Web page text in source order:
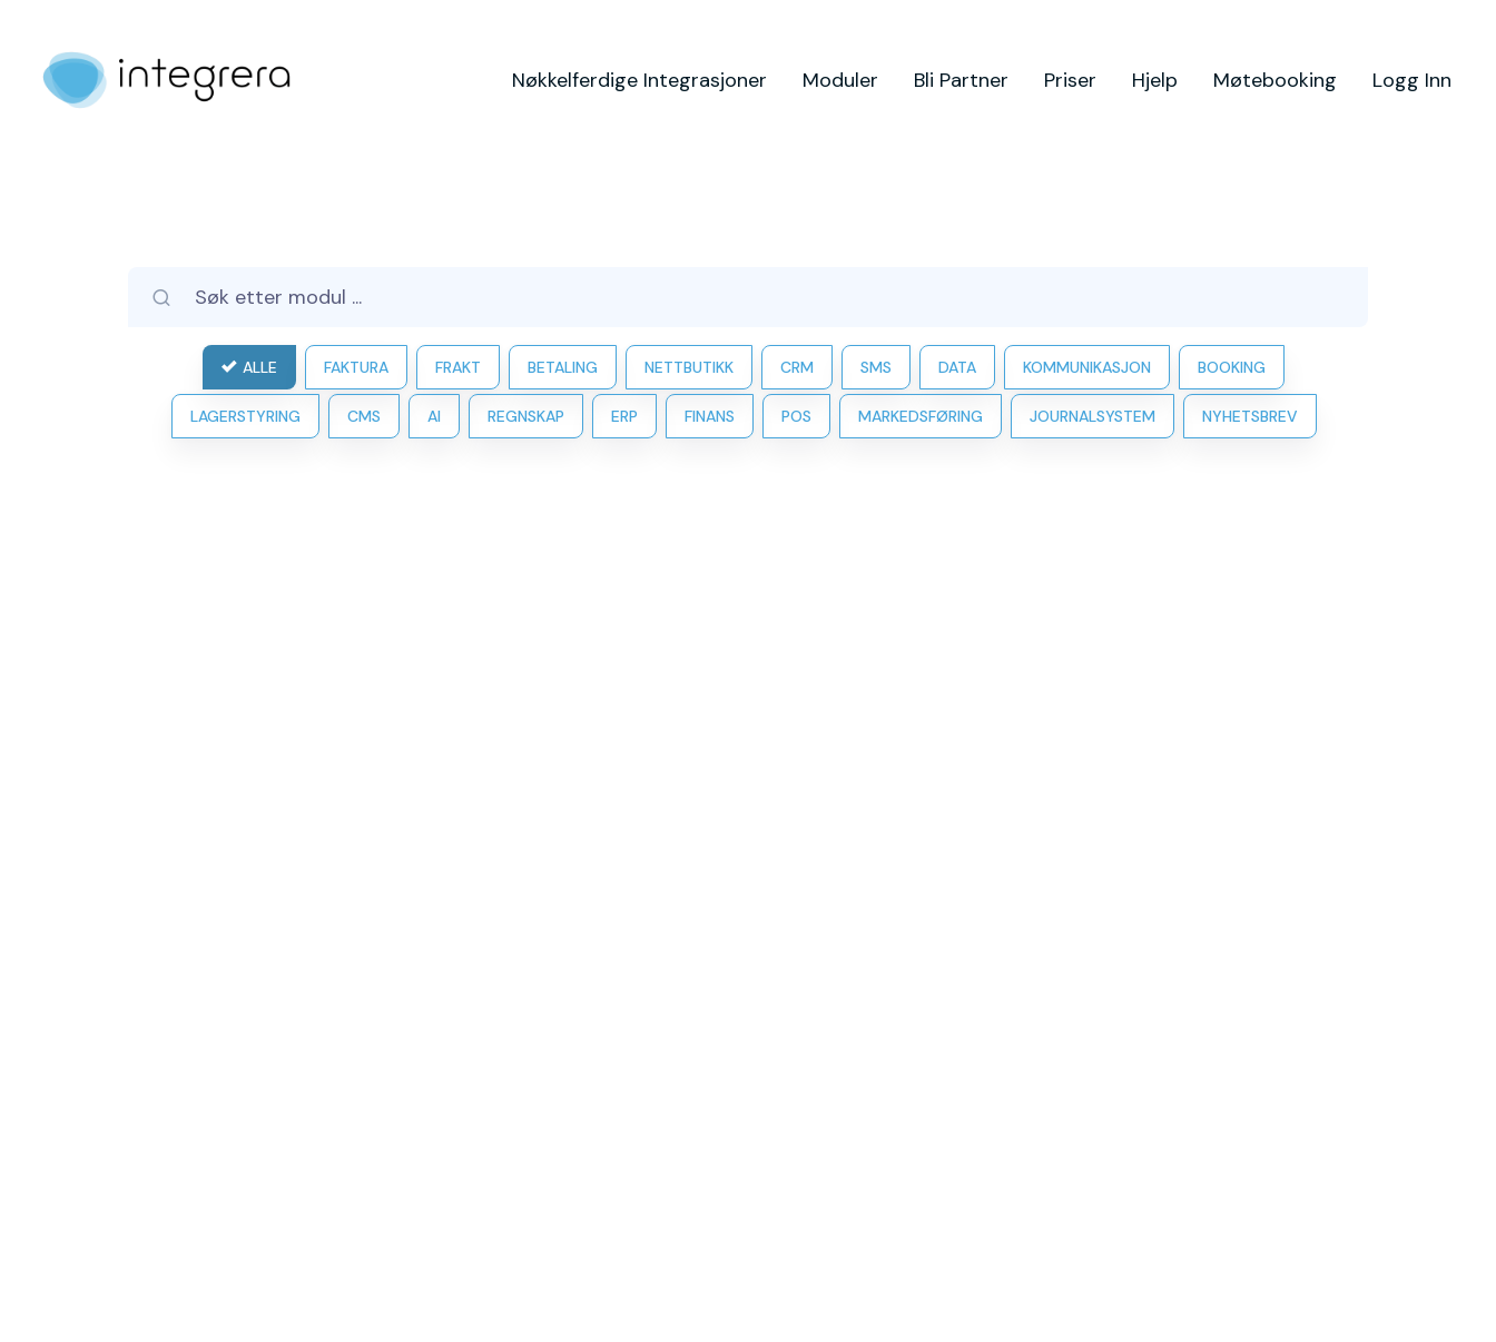
Nøkkelferdige Integrasjoner Moduler Bli Partner Priser Hjelp Møtebooking Logg Inn
ALLE FAKTURA FRAKT BETALING NETTBUTIKK CRM SMS DATA KOMMUNIKASJON BOOKING
LAGERSTYRING CMS AI REGNSKAP ERP FINANS POS MARKEDSFØRING JOURNALSYSTEM NYHETSBREV